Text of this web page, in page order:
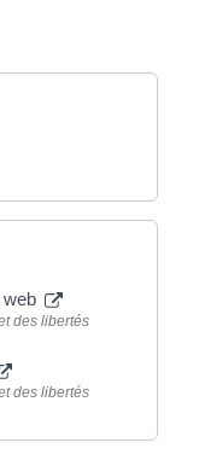
des libertés
des libertés